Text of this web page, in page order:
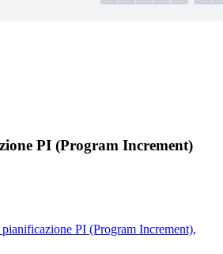
PI (Program Increment)
PI (Program Increment),